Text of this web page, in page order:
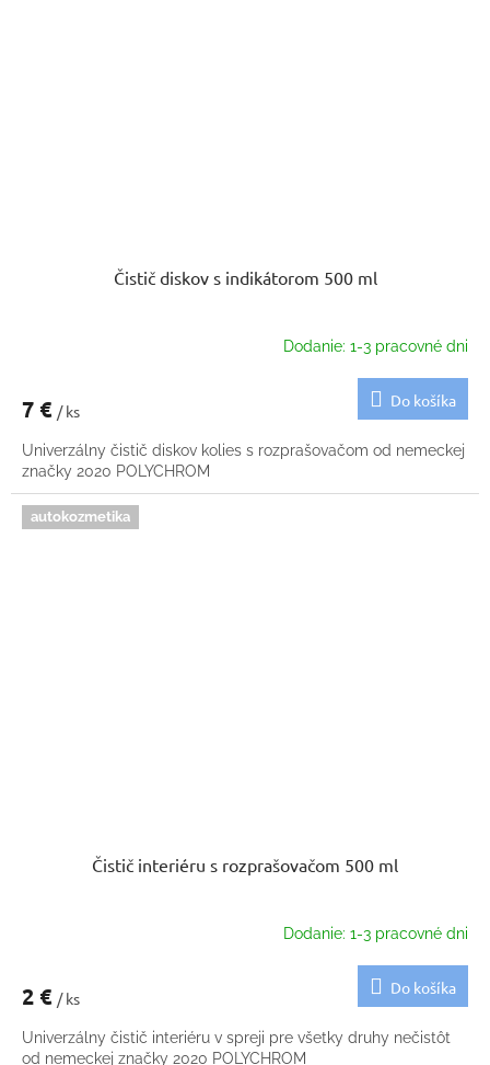
Čistič diskov s indikátorom 500 ml
Dodanie: 1-3 pracovné dni
7 € / ks
Do košíka
Univerzálny čistič diskov kolies s rozprašovačom od nemeckej
značky 2020 POLYCHROM
autokozmetika
Čistič interiéru s rozprašovačom 500 ml
Dodanie: 1-3 pracovné dni
2 € / ks
Do košíka
Univerzálny čistič interiéru v spreji pre všetky druhy nečistôt
od nemeckej značky 2020 POLYCHROM